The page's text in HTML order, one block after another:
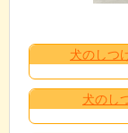
犬のしつ
犬のし